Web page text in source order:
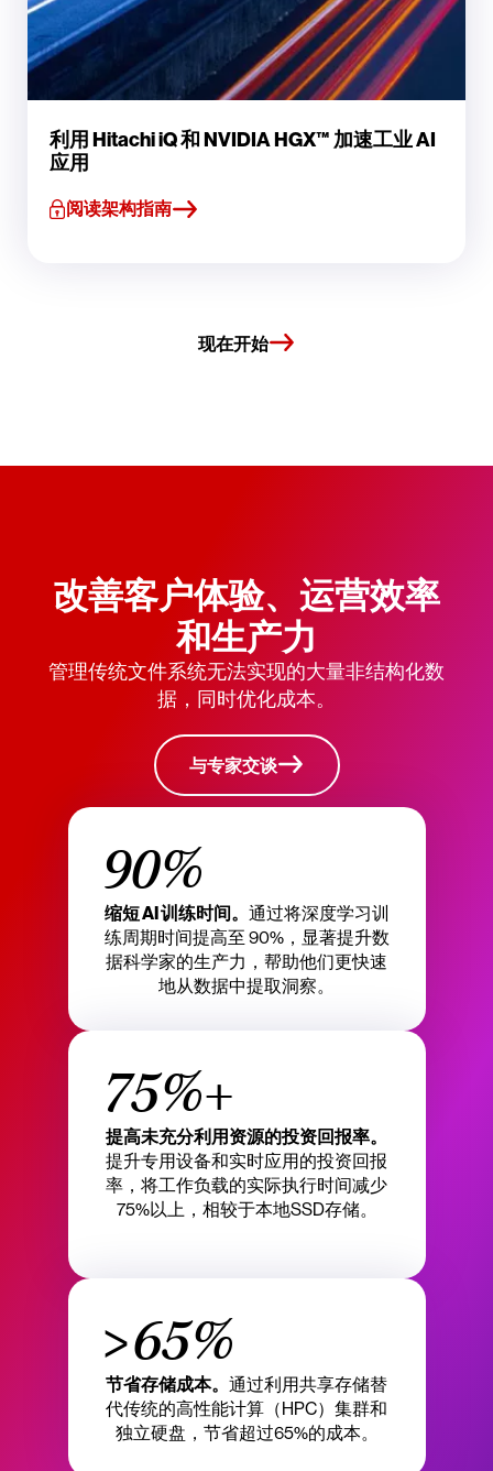
利用 Hitachi iQ 和 NVIDIA HGX™ 加速工业 AI
应用
阅读架构指南
现在开始
改善客户体验、运营效率
和生产力
管理传统文件系统无法实现的大量非结构化数
据，同时优化成本。
与专家交谈
90%
缩短 AI 训练时间。 通过将深度学习训
练周期时间提高至 90%，显著提升数
据科学家的生产力，帮助他们更快速
地从数据中提取洞察。
75%+
提高未充分利用资源的投资回报率。
提升专用设备和实时应用的投资回报
率，将工作负载的实际执行时间减少
75%以上，相较于本地SSD存储。
>65%
节省存储成本。 通过利用共享存储替
代传统的高性能计算（HPC）集群和
独立硬盘，节省超过65%的成本。